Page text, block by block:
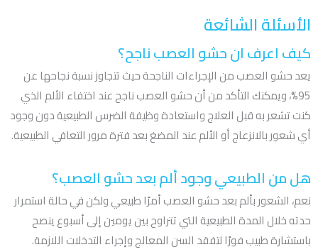
الأسئلة الشائعة
كيف اعرف ان حشو العصب ناجح؟
يعد حشو العصب من الإجراءات الناجحة حيث تتجاوز نسبة نجاحها عن
95%، ويمكنك التأكد من أن حشو العصب ناجح عند اختفاء الألم الذي
كنت تشعر به قبل العلاج واستعادة وظيفة الضرس الطبيعية دون وجود
أي شعور بالانزعاج أو الألم عند المضغ بعد فترة مرور التعافي الطبيعية.
هل من الطبيعي وجود ألم بعد حشو العصب؟
نعم، الشعور بألم بعد حشو العصب أمرًا طبيعي ولكن في حالة استمرار
حدته خلال المدة الطبيعية التي تتراوح بين يومين إلى أسبوع ينصح
باستشارة طبيب فورًا لتفقد السن المعالج وإجراء التدخلات اللازمة.